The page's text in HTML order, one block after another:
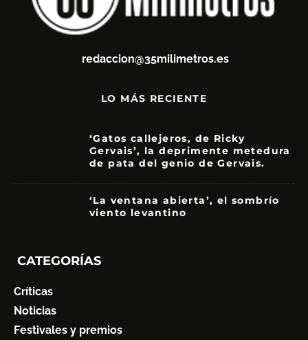
redaccion@35milimetros.es
LO MÁS RECIENTE
‘Gatos callejeros, de Ricky
Gervais’, la deprimente metedura
de pata del genio de Gervais.
‘La ventana abierta’, el sombrío
viento levantino
CATEGORÍAS
Críticas
Noticias
Festivales y premios